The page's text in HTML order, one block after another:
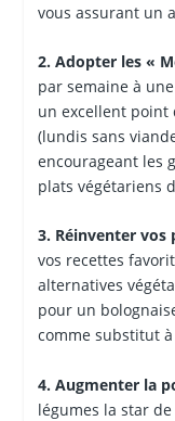
vous assurant un
2. Adopter les «
par semaine à
un excellent point
(lundis sans
encourageant les
plats végétariens
3. Réinventer vos
vos recettes
alternatives
pour un
comme substitut
4. Augmenter la
légumes la star